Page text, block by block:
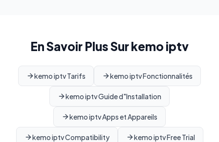
En Savoir Plus Sur kemo iptv
kemo iptv Tarifs kemo iptv Fonctionnalités
kemo iptv Guide d"Installation
kemo iptv Apps et Appareils
kemo iptv Compatibility kemo iptv Free Trial